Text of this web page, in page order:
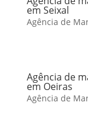
em Seixal
Agência de
Agência de
em Oeiras
Agência de